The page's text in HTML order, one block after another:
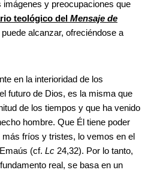
y preocupaciones que
teológico del Mensaje de
alcanzar, ofreciéndose a
en la interioridad de los
futuro de Dios, es la misma que
de los tiempos y que ha venido
hombre. Que Él tiene poder
fríos y tristes, lo vemos en el
(cf. Lc 24,32). Por lo tanto,
real, se basa en un